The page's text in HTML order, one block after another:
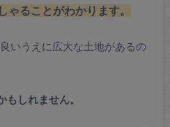
ゃることがわかります。
いうえに広大な土地があるの
しれません。